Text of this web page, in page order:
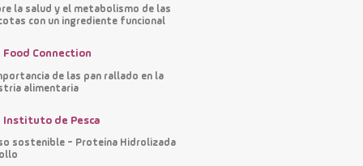
la salud y el metabolismo de las
con un ingrediente funcional
Food Connection
de las pan rallado en la
alimentaria
Instituto de Pesca
sostenible - Proteína Hidrolizada